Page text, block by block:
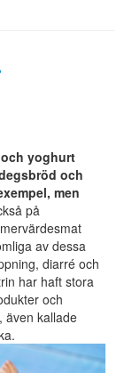
yoghurt
och
men
på
av dessa
diarré och
har haft stora
och
även kallade